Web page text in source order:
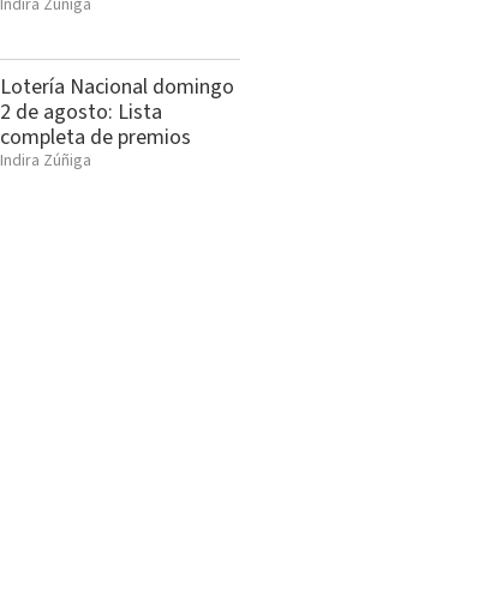
Indira Zúñiga
Lotería Nacional domingo
2 de agosto: Lista
completa de premios
Indira Zúñiga